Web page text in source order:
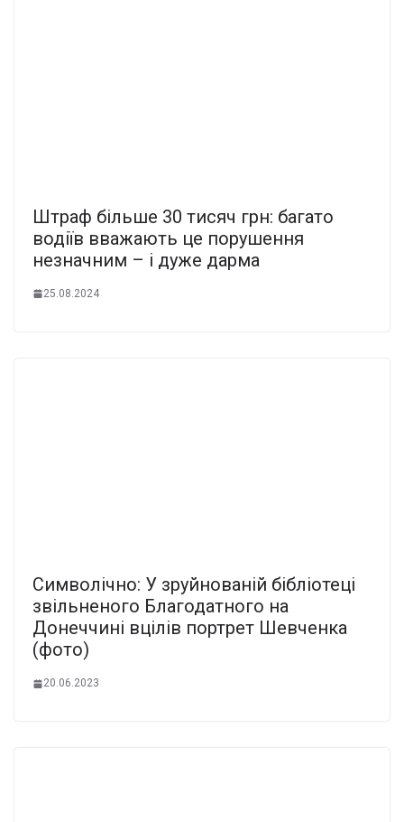
Штраф більше 30 тисяч грн: багато
водіїв вважають це порушення
незначним – і дуже дарма
25.08.2024
Символічно: У зруйнованій бібліотеці
звільненого Благодатного на
Донеччині вцілів портрет Шевченка
(фото)
20.06.2023